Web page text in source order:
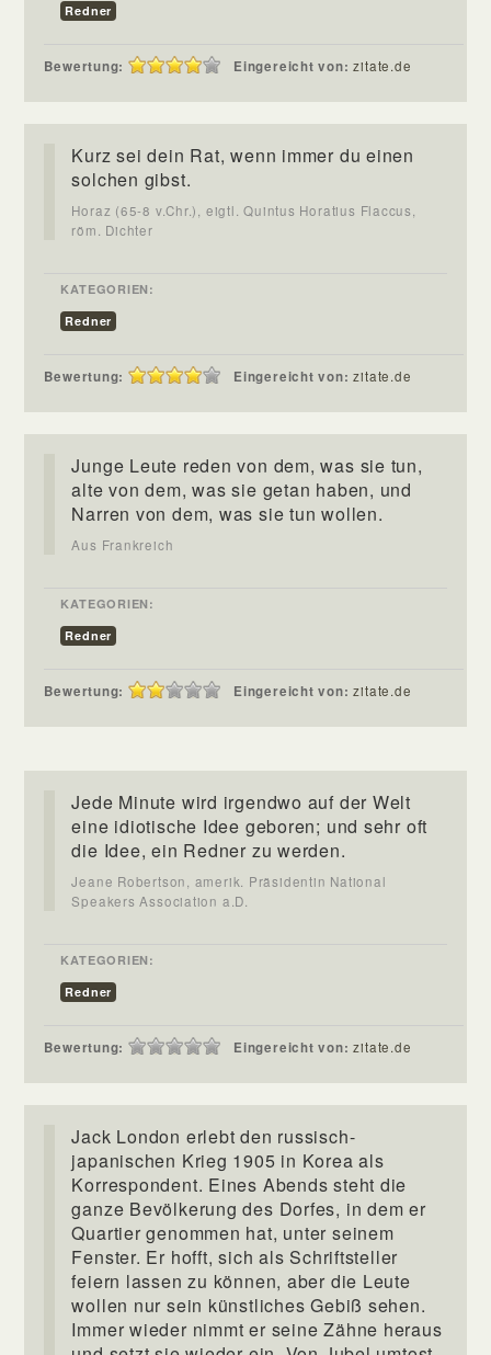
Redner
Bewertung: Eingereicht von:zitate.de
Kurz sei dein Rat, wenn immer du einen
solchen gibst.
Horaz (65-8 v.Chr.), eigtl. Quintus Horatius Flaccus,
röm. Dichter
KATEGORIEN:
Redner
Bewertung: Eingereicht von:zitate.de
Junge Leute reden von dem, was sie tun,
alte von dem, was sie getan haben, und
Narren von dem, was sie tun wollen.
Aus Frankreich
KATEGORIEN:
Redner
Bewertung: Eingereicht von:zitate.de
Jede Minute wird irgendwo auf der Welt
eine idiotische Idee geboren; und sehr oft
die Idee, ein Redner zu werden.
Jeane Robertson, amerik. Präsidentin National
Speakers Association a.D.
KATEGORIEN:
Redner
Bewertung: Eingereicht von:zitate.de
Jack London erlebt den russisch-
japanischen Krieg 1905 in Korea als
Korrespondent. Eines Abends steht die
ganze Bevölkerung des Dorfes, in dem er
Quartier genommen hat, unter seinem
Fenster. Er hofft, sich als Schriftsteller
feiern lassen zu können, aber die Leute
wollen nur sein künstliches Gebiß sehen.
Immer wieder nimmt er seine Zähne heraus